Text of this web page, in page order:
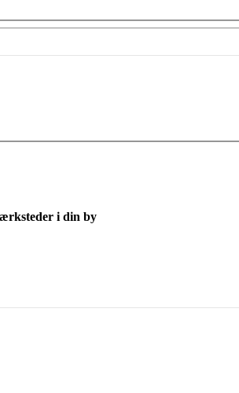
i din by